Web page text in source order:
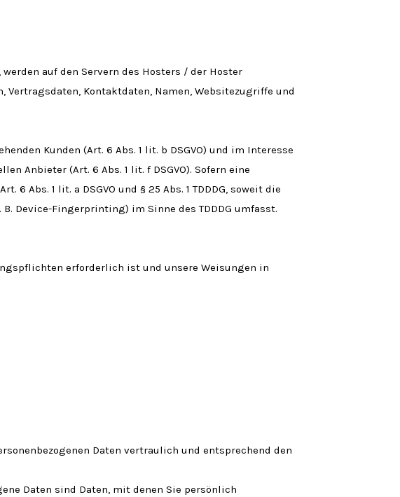
auf den Servern des Hosters / der Hoster
Kontaktdaten, Namen, Websitezugriffe und
Kunden (Art. 6 Abs. 1 lit. b DSGVO) und im Interesse
Anbieter (Art. 6 Abs. 1 lit. f DSGVO). Sofern eine
1 lit. a DSGVO und § 25 Abs. 1 TDDDG, soweit die
Device-Fingerprinting) im Sinne des TDDDG umfasst.
erforderlich ist und unsere Weisungen in
Daten vertraulich und entsprechend den
Daten sind Daten, mit denen Sie persönlich